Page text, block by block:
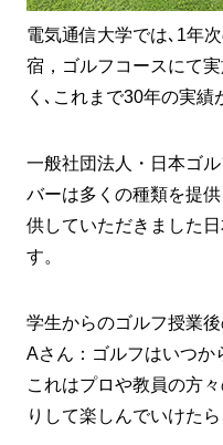
電気通信大学では､1年
宿，ゴルフコースにて
く､これまで30年の実績
一般社団法人・日本ゴ
バーは多くの種類を提
供していただきました
す。
学生からのゴルフ授業
Aさん：ゴルフはいつか
これはプロや教員の方
りして楽しんでいけた